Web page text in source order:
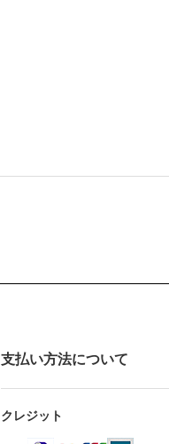
支払い方法について
クレジット